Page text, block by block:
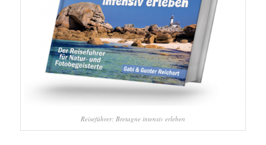
Reiseführer: Bretagne intensiv erleben